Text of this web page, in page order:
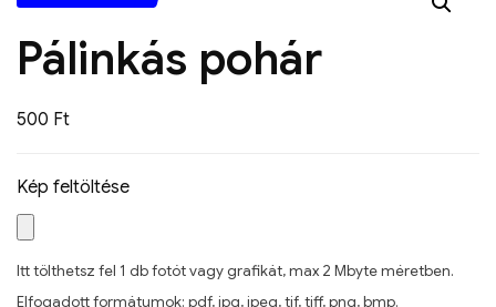
Pálinkás pohár
500 Ft
Kép feltöltése
Itt tölthetsz fel 1 db fotót vagy grafikát, max 2 Mbyte méretben.
Elfogadott formátumok: pdf, jpg, jpeg, tif, tiff, png, bmp.